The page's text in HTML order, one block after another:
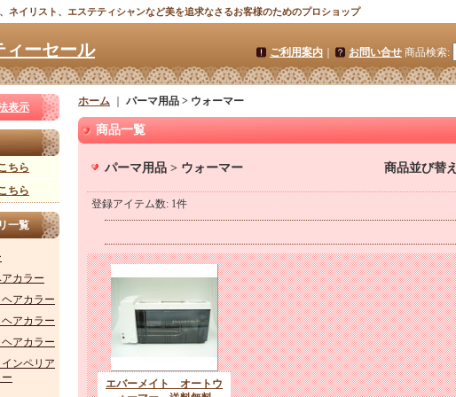
ネイリスト、エステティシャンなど美を追求なさるお客様のためのプロショップ
ィーセール ご利用案内 お問い合せ 商品検索:
表示
ちら
ちら
一覧
カラー
アカラー
アカラー
アカラー
ンペリア
ホーム パーマ用品 > ウォーマー
商品一覧
パーマ用品 > ウォーマー 商品並び替え
登録アイテム数: 1件
エバーメイト オートウ